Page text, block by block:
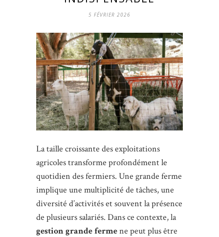
5 FÉVRIER 2026
La taille croissante des exploitations
agricoles transforme profondément le
quotidien des fermiers. Une grande ferme
implique une multiplicité de tâches, une
diversité d’activités et souvent la présence
de plusieurs salariés. Dans ce contexte, la
gestion grande fermene peut plus être